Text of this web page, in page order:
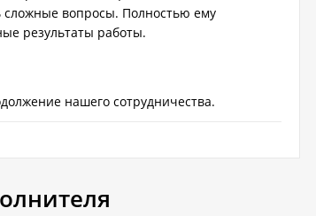
вопросы. Полностью ему
результаты работы.
нашего сотрудничества.